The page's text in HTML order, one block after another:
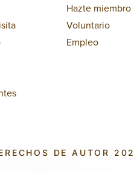
Hazte miembro
Voluntario
Empleo
DE AUTOR